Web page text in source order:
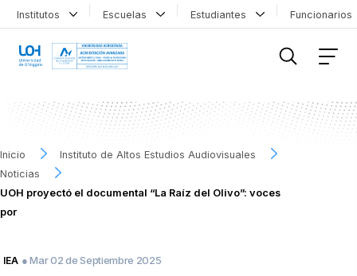
Institutos Escuelas Estudiantes
Inicio
Instituto de Altos Estudios Audiovisuales
Noticias
UOH proyectó el documental “La Raíz del Olivo”: voces
por
IEA ● Mar 02 de Septiembre 2025